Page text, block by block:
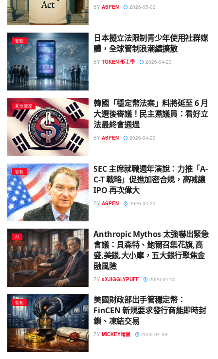
BY ASPEN 2026-05-02
管制
日本擬立法限制青少年使用社群媒
體，全球管制浪潮續擴散
BY TOKEN 形上學 2026-04-23
其他國家
韓國「穩定幣法案」料將延至 6 月
大選後審議！民主黨議員：看好立
法最終會通過
BY ASPEN 2026-04-22
管制
SEC 主席就職週年演說：力推「A-
C-T 戰略」促進加密合規，高喊讓
IPO 再次偉大
BY ASPEN 2026-04-21
AI
Anthropic Mythos 太強嚇出緊急
會議：貝森特、鮑爾召集花旗,高
盛,美銀,大小摩，五大銀行聚焦金
融風險
BY 0XJIGGLYPUFF 2026-04-10
管制
美國財政部出手管穩定幣：
FinCEN 新規要求發行商能即時封
鎖、凍結交易
BY MICKEY帽鼠 2026-04-09